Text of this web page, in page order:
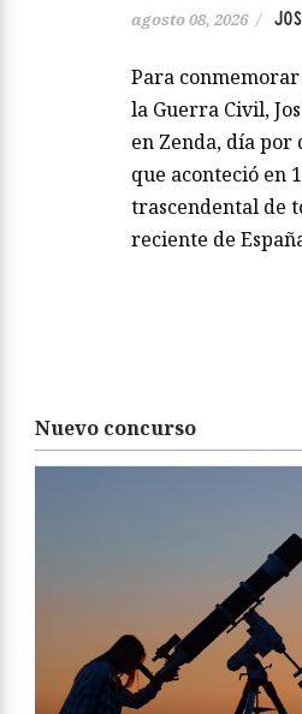
agosto 08, 2026 /
Para
la Guerra Civil,
en Zenda, día por
que aconteció en
trascendental de
reciente de
Nuevo concurso